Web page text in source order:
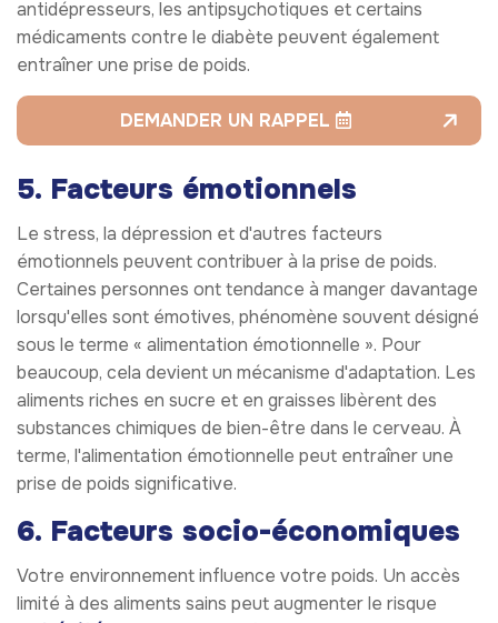
antidépresseurs, les antipsychotiques et certains
médicaments contre le diabète peuvent également
entraîner une prise de poids.
DEMANDER UN RAPPEL
5. Facteurs émotionnels
Le stress, la dépression et d'autres facteurs
émotionnels peuvent contribuer à la prise de poids.
Certaines personnes ont tendance à manger davantage
lorsqu'elles sont émotives, phénomène souvent désigné
sous le terme « alimentation émotionnelle ». Pour
beaucoup, cela devient un mécanisme d'adaptation. Les
aliments riches en sucre et en graisses libèrent des
substances chimiques de bien-être dans le cerveau. À
terme, l'alimentation émotionnelle peut entraîner une
prise de poids significative.
6. Facteurs socio-économiques
Votre environnement influence votre poids. Un accès
limité à des aliments sains peut augmenter le risque